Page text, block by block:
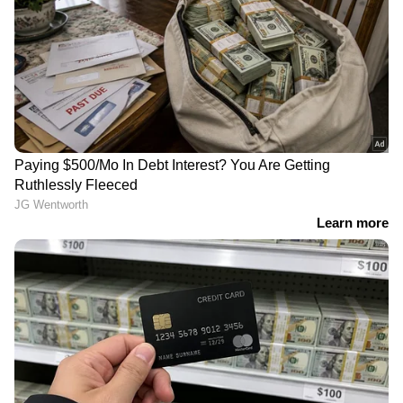
ഗുണജി, കാംവീര്‍ ചൗധരി, രാജേഷ് ശര്‍മ്മ,
സമര്‍ഥ് ചൗഹാന്‍, ഗോവിന്ദ് നാംദേവ്, വ്യോമ
നന്ദി, കാളി പ്രസാദ് മുഖര്‍ജി എന്നിവരാണ്
ചിത്രത്തില്‍ മറ്റു കഥാപാത്രങ്ങളെ
അവതരിപ്പിച്ചിരുന്നത്.
Read More: മനോഹരമായ ഒരു
മുത്തശ്ശിക്കഥ പോലെ 'കുമാരി', റിവ്യു
RECOMMENDED STORIES
മലയാളത്തിലെ ആദ്യ എ
ഐ സിനിമ 'വാഗ്ദത്തഭൂമി'
ചാവേറിന് ശേഷം ടിനു
പാപ്പച്ചന്റെ പുതിയ ചിത്രം,